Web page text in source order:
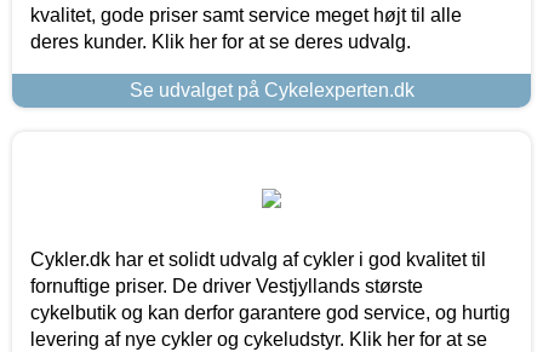
kvalitet, gode priser samt service meget højt til alle
deres kunder. Klik her for at se deres udvalg.
Se udvalget på Cykelexperten.dk
Cykler.dk har et solidt udvalg af cykler i god kvalitet til
fornuftige priser. De driver Vestjyllands største
cykelbutik og kan derfor garantere god service, og hurtig
levering af nye cykler og cykeludstyr. Klik her for at se